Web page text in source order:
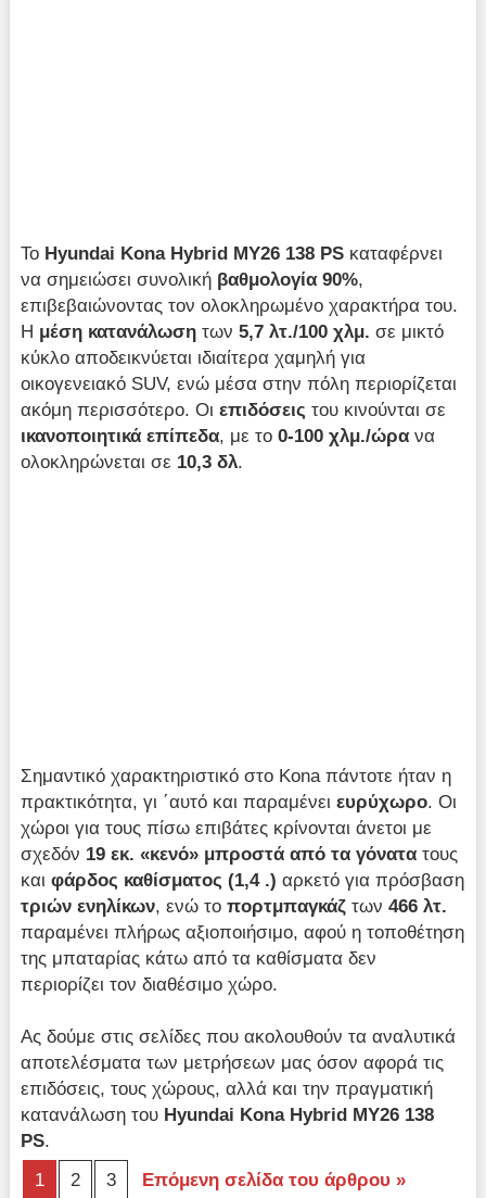
Το Hyundai Kona Hybrid MY26 138 PS καταφέρνει
να σημειώσει συνολική βαθμολογία 90%
επιβεβαιώνοντας τον ολοκληρωμένο χαρακτήρα του.
Η μέση κατανάλωση των5,7 λτ./100 χλμ. σε μικτό
κύκλο αποδεικνύεται ιδιαίτερα χαμηλή για
οικογενειακό SUV, ενώ μέσα στην πόλη περιορίζεται
ακόμη περισσότερο. Οιεπιδόσεις του κινούνται σε
ικανοποιητικά επίπεδα , με το0-100 χλμ./ώρα να
ολοκληρώνεται σε 10,3 δλ
Σημαντικό χαρακτηριστικό στο Kona πάντοτε ήταν η
πρακτικότητα, γι ΄αυτό και παραμένειευρύχωρο . Οι
χώροι για τους πίσω επιβάτες κρίνονται άνετοι με
σχεδόν 19 εκ. «κενό» μπροστά από τα γόνατα τους
καιφάρδος καθίσματος (1,4 .) αρκετό για πρόσβαση
τριών ενηλίκων , ενώ τοπορτμπαγκάζ των466 λτ.
παραμένει πλήρως αξιοποιήσιμο, αφού η τοποθέτηση
της μπαταρίας κάτω από τα καθίσματα δεν
περιορίζει τον διαθέσιμο χώρο.
Ας δούμε στις σελίδες που ακολουθούν τα αναλυτικά
αποτελέσματα των μετρήσεων μας όσον αφορά τις
επιδόσεις, τους χώρους, αλλά και την πραγματική
κατανάλωση του Hyundai Kona Hybrid MY26 138
PS
1
2 3 Επόμενη σελίδα του άρθρου »